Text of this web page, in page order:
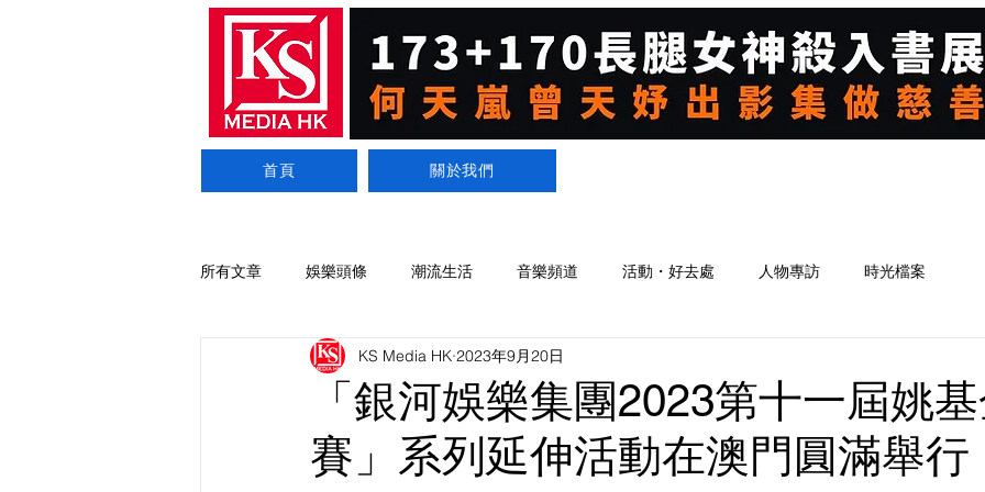
首頁 關於我們
所有文章 娛樂頭條 潮流生活 音樂頻道 活動・好去處 人物專訪 時光檔案
「銀河娛樂集團2023第十一屆姚
賽」系列延伸活動在澳門圓滿舉行
KS Media HK 2023年9月20日